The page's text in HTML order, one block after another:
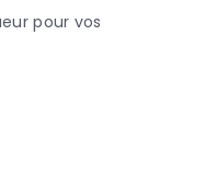
pour vos